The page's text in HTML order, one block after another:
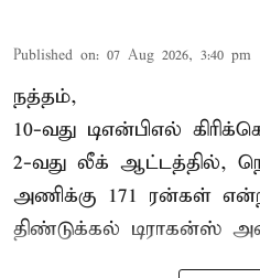
Published on: 07 Aug 2026, 3:40 pm
நத்தம்,
10-வது டிஎன்பிஎல்
2-வது லீக் ஆட்டத்தில்,
அணிக்கு 171 ரன்கள்
திண்டுக்கல் டிராகன்ஸ்